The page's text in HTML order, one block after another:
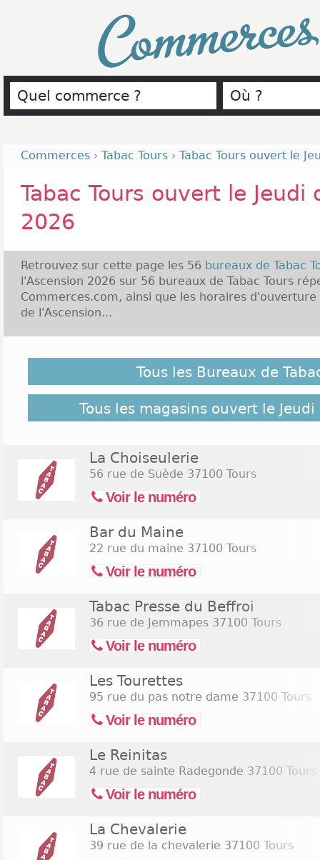
Commerces › Tabac Tours › Tabac Tours ouvert le
Tabac Tours ouvert le Jeudi
2026
Retrouvez sur cette page les 56 bureaux de Tabac
l'Ascension 2026 sur 56 bureaux de Tabac Tours
Commerces.com, ainsi que les horaires d'ouverture
de l'Ascension...
Jeudi de l'Ascension 2026 ne soient pas
pour retrouver l'ensemble des Tabac Tours
bureaux de Tabac Tours
Tous les Bureaux de
Tous les magasins ouvert le
La Choiseulerie
56 rue de Suède 37100 Tours
Voir le numéro
Bar du Maine
22 rue du maine 37100 Tours
Voir le numéro
Tabac Presse du Beffroi
36 rue de Jemmapes 37100 Tours
Voir le numéro
Les Tourettes
95 rue du pas notre dame 37100 Tours
Voir le numéro
Le Reinitas
4 rue de sainte Radegonde 37100 Tours
Voir le numéro
La Chevalerie
39 rue de la chevalerie 37100 Tours